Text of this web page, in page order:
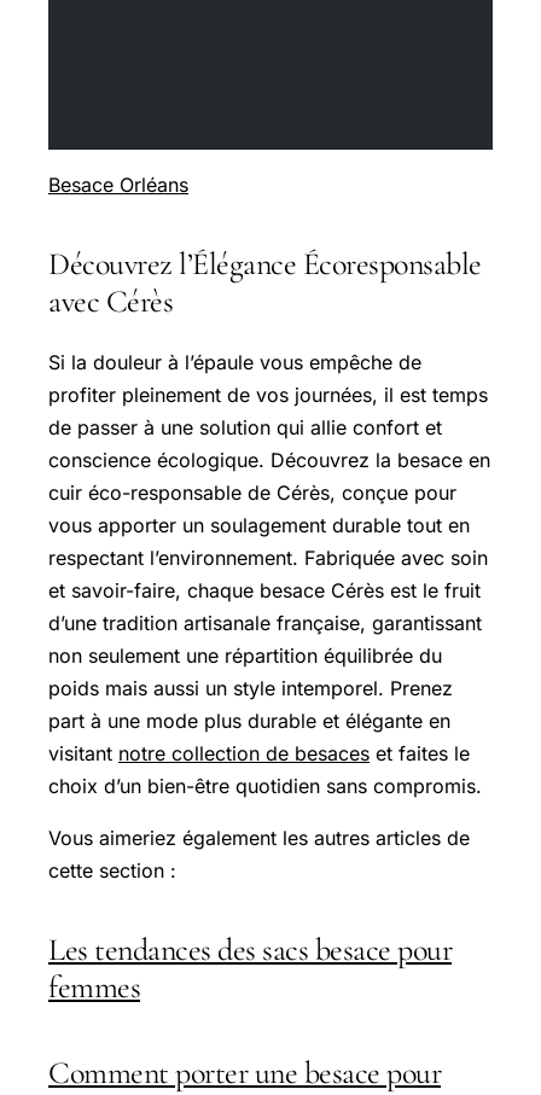
Besace Orléans
Découvrez l’Élégance Écoresponsable
avec Cérès
Si la douleur à l’épaule vous empêche de
profiter pleinement de vos journées, il est temps
de passer à une solution qui allie confort et
conscience écologique. Découvrez la besace en
cuir éco-responsable de Cérès, conçue pour
vous apporter un soulagement durable tout en
respectant l’environnement. Fabriquée avec soin
et savoir-faire, chaque besace Cérès est le fruit
d’une tradition artisanale française, garantissant
non seulement une répartition équilibrée du
poids mais aussi un style intemporel. Prenez
part à une mode plus durable et élégante en
visitant notre collection de besaces et faites le
choix d’un bien-être quotidien sans compromis.
Vous aimeriez également les autres articles de
cette section :
Les tendances des sacs besace pour
femmes
Comment porter une besace pour